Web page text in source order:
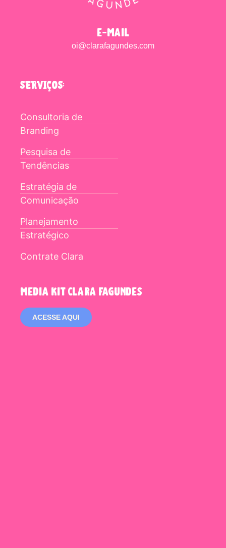
e-mail
oi@clarafagundes.com
SERVIÇOS:
Consultoria de
Branding
Pesquisa de
Tendências
Estratégia de
Comunicação
Planejamento
Estratégico
Contrate Clara
media kit clara fagundes
ACESSE AQUI